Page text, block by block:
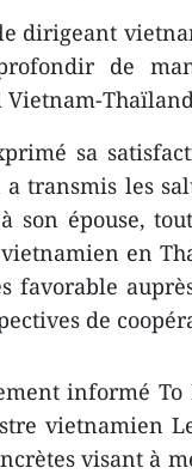
dirigeant
de
sa
transmis les
son épouse,
en
favorable
de
informé To
vietnamien
visant à